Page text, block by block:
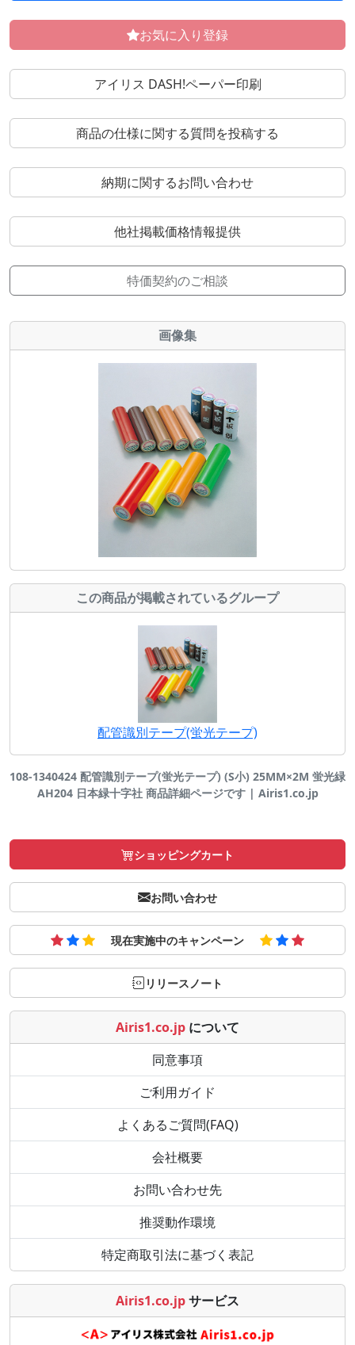
お気に入り登録
アイリス DASH!ペーパー印刷
商品の仕様に関する質問を投稿する
納期に関するお問い合わせ
他社掲載価格情報提供
特価契約のご相談
画像集
この商品が掲載されているグループ
配管識別テープ(蛍光テープ)
108-1340424 配管識別テープ(蛍光テープ) (S小) 25MM×2M 蛍光緑
AH204 日本緑十字社 商品詳細ページです | Airis1.co.jp
ショッピングカート
お問い合わせ
現在実施中のキャンペーン
リリースノート
Airis1.co.jp について
同意事項
ご利用ガイド
よくあるご質問(FAQ)
会社概要
お問い合わせ先
推奨動作環境
特定商取引法に基づく表記
Airis1.co.jpサービス